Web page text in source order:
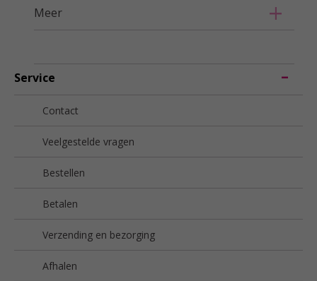
Meer
Service
Contact
Veelgestelde vragen
Bestellen
Betalen
Verzending en bezorging
Afhalen